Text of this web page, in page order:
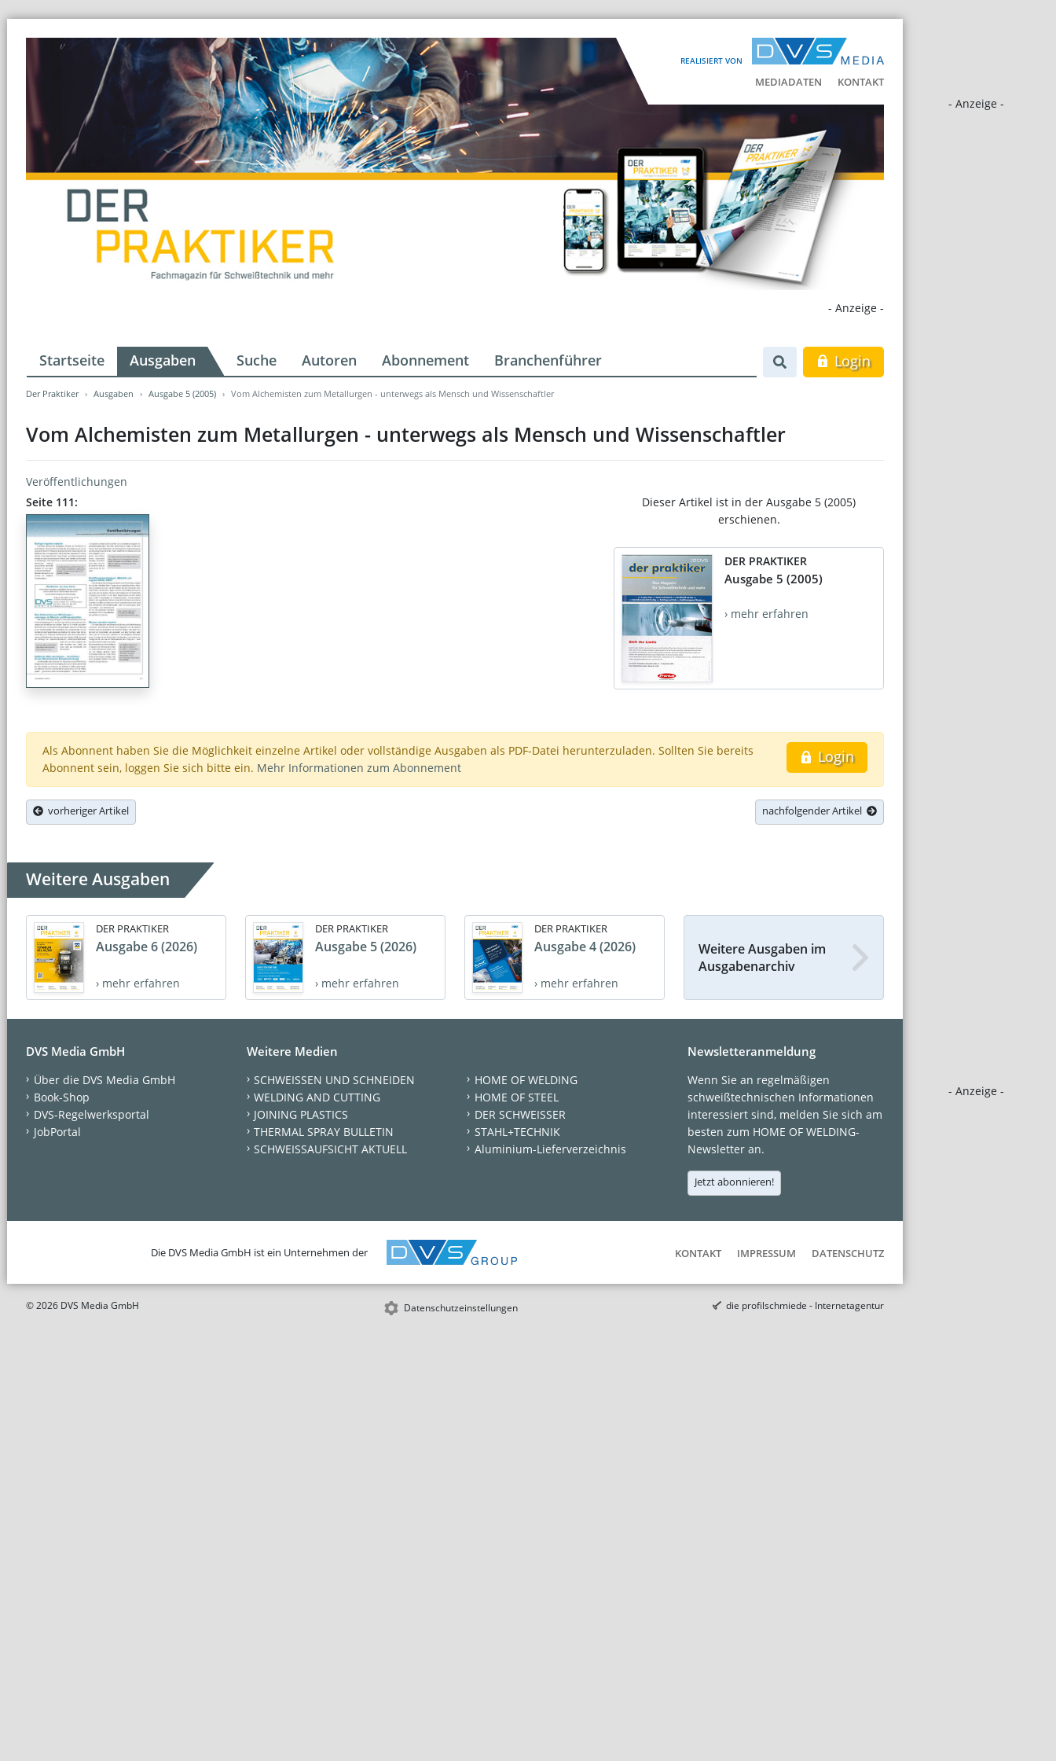
REALISIERT VON
MEDIADATEN KONTAKT
- Anzeige -
- Anzeige -
- Anzeige -
Startseite Ausgaben Suche Autoren Abonnement Branchenführer Login
Der Praktiker Ausgaben Ausgabe 5 (2005) Vom Alchemisten zum Metallurgen - unterwegs als Mensch und Wissenschaftler
Vom Alchemisten zum Metallurgen - unterwegs als Mensch und Wissenschaftler
Veröffentlichungen
Seite 111:
Dieser Artikel ist in der Ausgabe 5 (2005)
erschienen.
DER PRAKTIKER
Ausgabe 5 (2005)
› mehr erfahren
Login
Als Abonnent haben Sie die Möglichkeit einzelne Artikel oder vollständige Ausgaben als PDF-Datei herunterzuladen. Sollten Sie bereits
Abonnent sein, loggen Sie sich bitte ein. Mehr Informationen zum Abonnement
vorheriger Artikel nachfolgender Artikel
Weitere Ausgaben
DER PRAKTIKER
Ausgabe 6 (2026)
› mehr erfahren
DER PRAKTIKER
Ausgabe 5 (2026)
› mehr erfahren
DER PRAKTIKER
Ausgabe 4 (2026)
› mehr erfahren
Weitere Ausgaben im
Ausgabenarchiv
DVS Media GmbH
Über die DVS Media GmbH
Book-Shop
DVS-Regelwerksportal
JobPortal
Weitere Medien
SCHWEISSEN UND SCHNEIDEN
WELDING AND CUTTING
JOINING PLASTICS
THERMAL SPRAY BULLETIN
SCHWEISSAUFSICHT AKTUELL
HOME OF WELDING
HOME OF STEEL
DER SCHWEISSER
STAHL+TECHNIK
Aluminium-Lieferverzeichnis
Newsletteranmeldung
Wenn Sie an regelmäßigen
schweißtechnischen Informationen
interessiert sind, melden Sie sich am
besten zum HOME OF WELDING-
Newsletter an.
Jetzt abonnieren!
Die DVS Media GmbH ist ein Unternehmen der KONTAKT IMPRESSUM DATENSCHUTZ
© 2026 DVS Media GmbH Datenschutzeinstellungen die profilschmiede - Internetagentur